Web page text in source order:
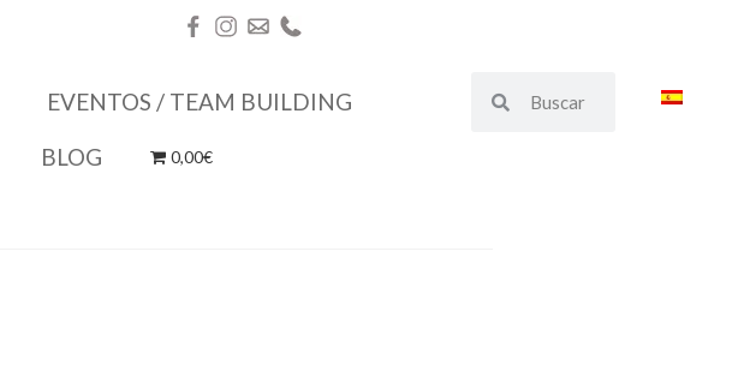
EVENTOS / TEAM BUILDING
BLOG 0,00€